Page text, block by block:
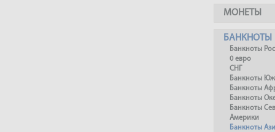
МОНЕТЫ
БАНКНОТЫ
Банкноты
0 евро
СНГ
Банкноты
Банкноты
Банкноты
Банкноты
Америки
Банкноты